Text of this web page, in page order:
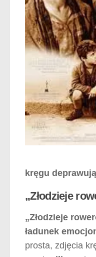
kręgu
„Złodzieje
„Złodzieje
ładunek
prosta, zdjęcia